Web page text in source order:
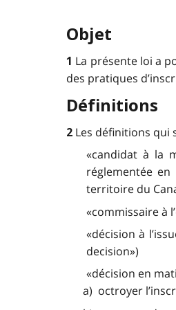
Objet
1 La présente loi a
des pratiques
Définitions
2 Les définitions qui
«candidat à la
réglementée
territoire du
«commissaire à
«décision à
decision»)
«décision en
a) octroyer